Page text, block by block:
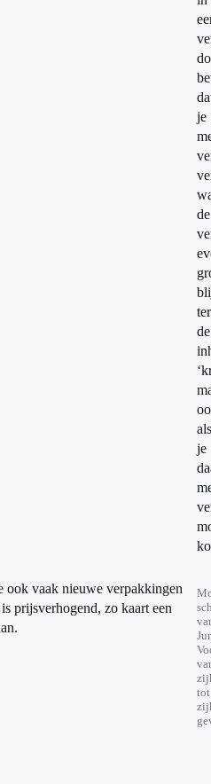
je
de
de
als
je
ook vaak nieuwe verpakkingen
prijsverhogend, zo kaart een
tot